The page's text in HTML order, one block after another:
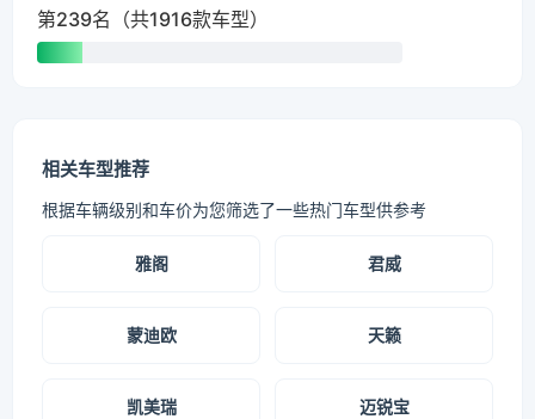
第239名（共1916款车型）
相关车型推荐
根据车辆级别和车价为您筛选了一些热门车型供参考
雅阁 君威
蒙迪欧 天籁
凯美瑞 迈锐宝